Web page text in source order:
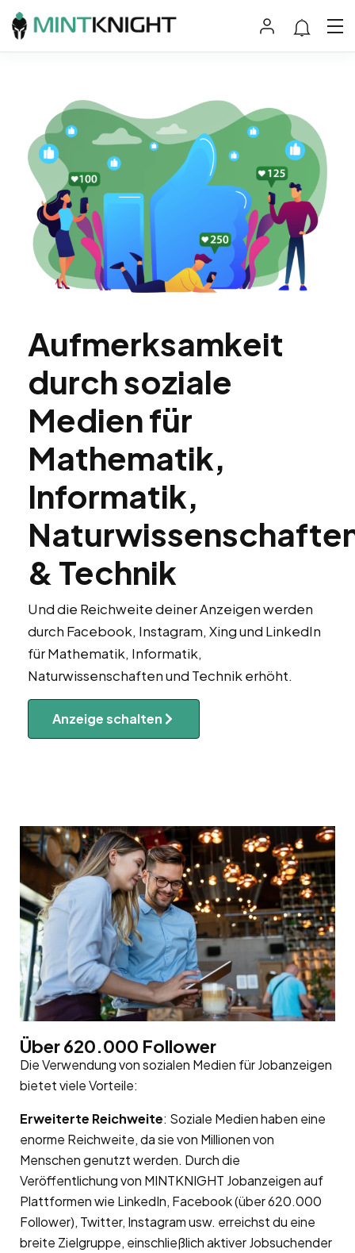
Aufmerksamkeit
durch soziale
Medien für
Mathematik,
Informatik,
& Technik
Und die Reichweite deiner Anzeigen werden
durch Facebook, Instagram, Xing und LinkedIn
für Mathematik, Informatik,
Naturwissenschaften und Technik erhöht.
Anzeige schalten
Über 620.000 Follower
Die Verwendung von sozialen Medien für Jobanzeigen
bietet viele Vorteile:
Erweiterte Reichweite: Soziale Medien haben eine
enorme Reichweite, da sie von Millionen von
Menschen genutzt werden. Durch die
Veröffentlichung von MINTKNIGHT Jobanzeigen auf
Plattformen wie LinkedIn, Facebook (über 620.000
Follower), Twitter, Instagram usw. erreichst du eine
breite Zielgruppe, einschließlich aktiver Jobsuchender